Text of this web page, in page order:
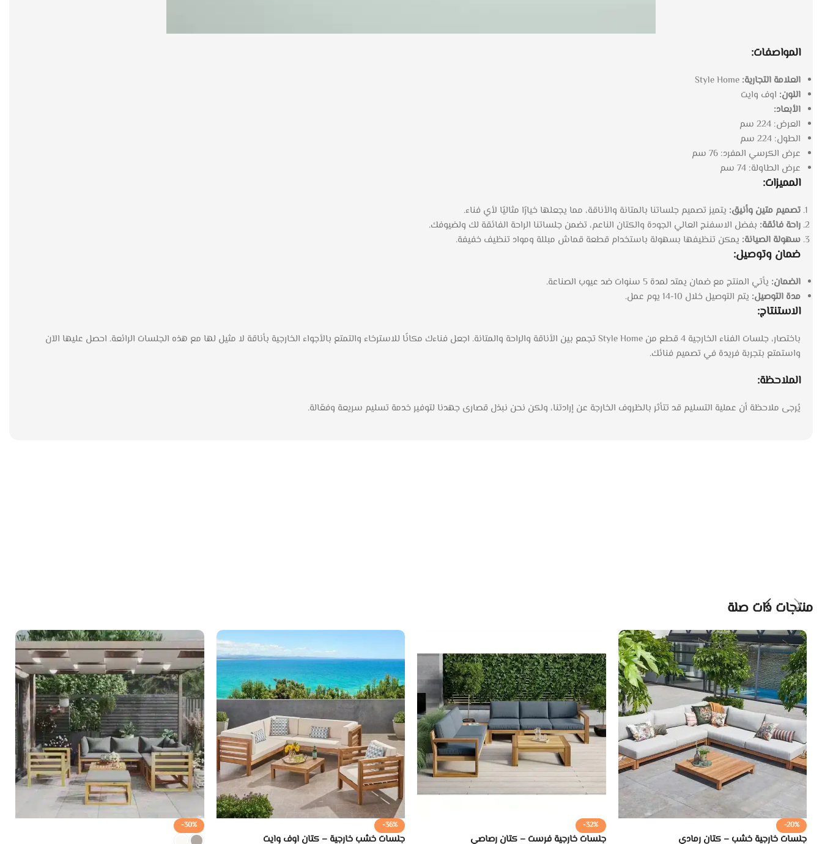
المواصفات:
العلامة التجارية:
اللون: اوف وايت
الأبعاد:
العرض: 224 سم
الطول: 224 سم
عرض الكرسي المفرد: 76 سم
عرض الطاولة: 74 سم
المميزات:
تصميم متين وأنيق: يتميز تصميم جلساتنا بالمتانة والأناقة، مما يجعلها خيارًا مثاليًا لأي فناء.
راحة فائقة: بفضل الاسفنج العالي الجودة والكتان الناعم، تضمن جلساتنا الراحة الفائقة لك ولضيوفك.
سهولة الصيانة: يمكن تنظيفها بسهولة باستخدام قطعة قماش مبللة ومواد تنظيف خفيفة.
ضمان وتوصيل:
الضمان: يأتي المنتج مع ضمان يمتد لمدة 5 سنوات ضد عيوب الصناعة.
مدة التوصيل: يتم التوصيل خلال 10-14 يوم عمل.
الاستنتاج:
باختصار، جلسات الفناء الخارجية 4 قطع من Style Home تجمع بين الأناقة والراحة والمتانة. اجعل فناءك مكانًا للاسترخاء والتمتع بالأجواء الخارجية بأناقة لا مثيل لها مع هذه الجلسات الرائعة. احصل عليها الآن
واستمتع بتجربة فريدة في تصميم فنائك.
الملاحظة:
يُرجى ملاحظة أن عملية التسليم قد تتأثر بالظروف الخارجة عن إرادتنا، ولكن نحن نبذل قصارى جهدنا لتوفير خدمة تسليم سريعة وفعّالة.
منتجات ذات صلة
-20%
جلسات خارجية خشب – كتان رمادي
-32%
جلسات خارجية فرست – كتان رصاصي
-36%
جلسات خشب خارجية – كتان اوف وايت
-30%